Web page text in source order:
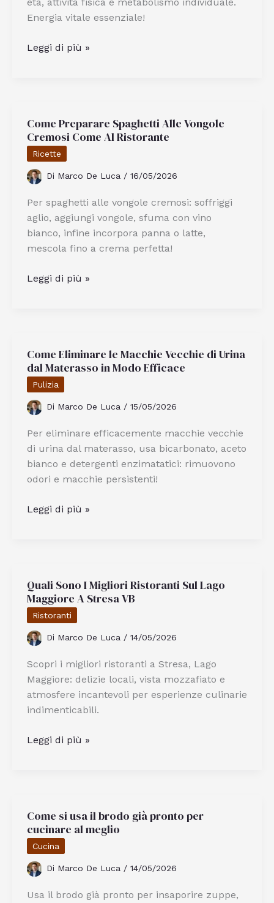
Energia vitale essenziale!
Quante
Giorno
un
Uomo
per
Stare
Bene
Leggi di più »
Come Preparare Spaghetti Alle Vongole
Cremosi Come Al Ristorante
Ricette
Di Marco De Luca / 16/05/2026
Per spaghetti alle vongole cremosi: soffriggi
aglio, aggiungi vongole, sfuma con vino
bianco, infine incorpora panna o latte,
mescola fino a crema perfetta!
Come
Cremosi
Come
Al
Ristorante
Leggi di più »
Come Eliminare le Macchie Vecchie di Urina
dal Materasso in Modo Efficace
Pulizia
Di Marco De Luca / 15/05/2026
Per eliminare efficacemente macchie vecchie
di urina dal materasso, usa bicarbonato, aceto
bianco e detergenti enzimatatici: rimuovono
odori e macchie persistenti!
Come
di
Urina
dal
Materasso
in
Modo
Efficace
Leggi di più »
Quali Sono I Migliori Ristoranti Sul Lago
Maggiore A Stresa VB
Ristoranti
Di Marco De Luca / 14/05/2026
Scopri i migliori ristoranti a Stresa, Lago
Maggiore: delizie locali, vista mozzafiato e
atmosfere incantevoli per esperienze culinarie
indimenticabili.
Quali
Sul
Lago
Maggiore
A
Stresa
VB
Leggi di più »
Come si usa il brodo già pronto per
cucinare al meglio
Cucina
Di Marco De Luca / 14/05/2026
Usa il brodo già pronto per insaporire zuppe,